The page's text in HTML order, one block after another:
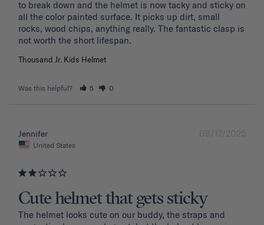
to break down and the helmet is now tacky and sticky on
all the color painted surface. It picks up dirt, small
rocks, wood chips, anything really. The fantastic clasp is
Thousand Jr. Kids Helmet
Was this helpful? 5 0
08/17/2025
Jennifer
United States
Cute helmet that gets sticky
The helmet looks cute on our buddy, the straps and